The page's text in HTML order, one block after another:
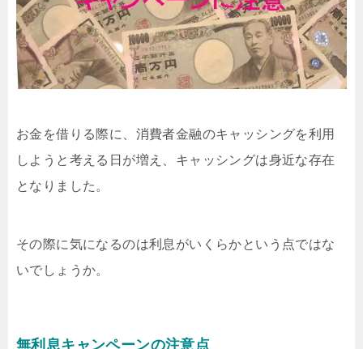
お金を借りる際に、消費者金融のキャッシングを利用
しようと考える日が増え、キャッシングは身近な存在
となりました。
その際に気になるのは利息がいくらかという点ではな
いでしょうか。
無利息キャンペーンの注意点